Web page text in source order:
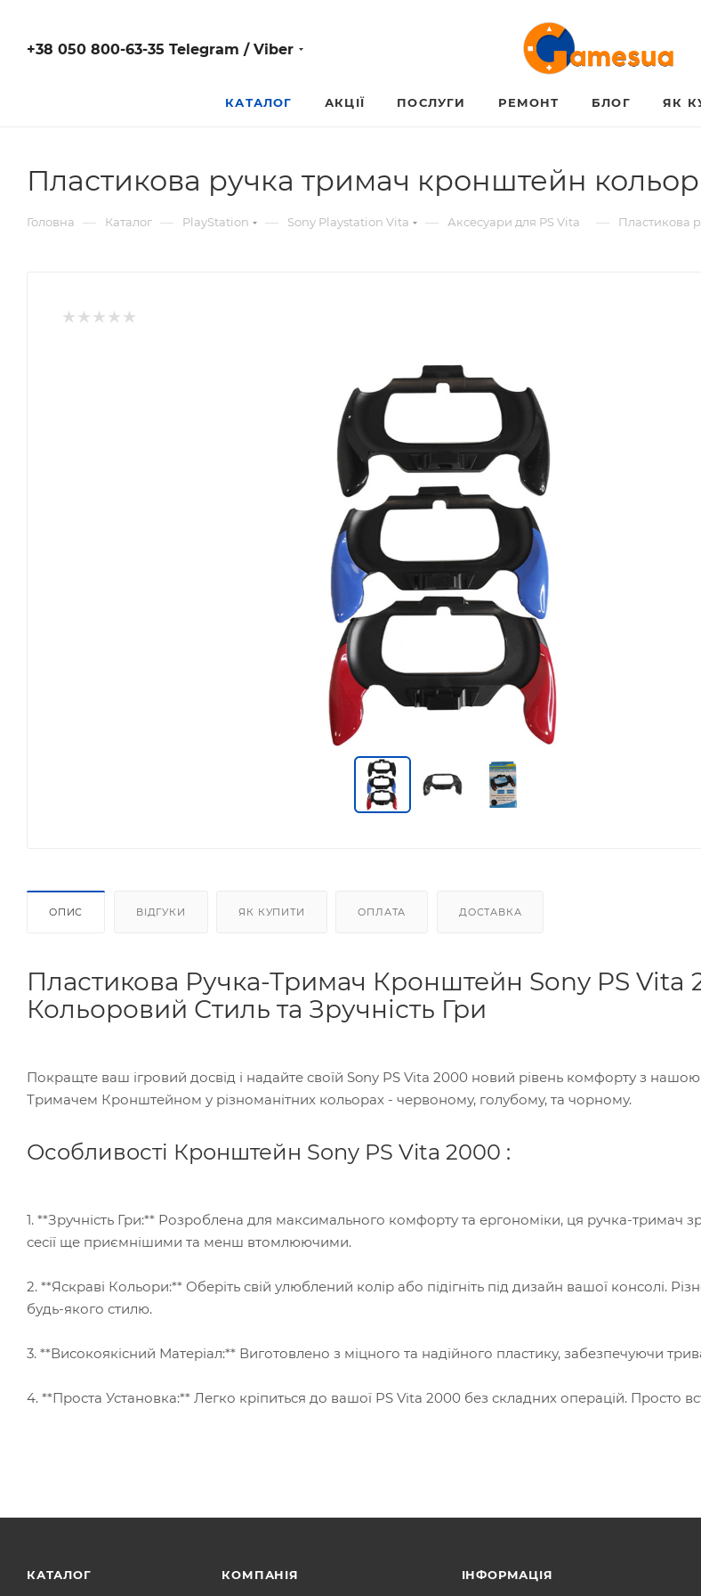
+38 050 800-63-35 Telegram / Viber
КАТАЛОГ АКЦІЇ ПОСЛУГИ РЕМОНТ БЛОГ ЯК
Пластикова ручка тримач кронштейн
Головна — Каталог — PlayStation — Sony Playstation Vita — Аксесуари для PS Vita — Пластикова
ОПИС ВІДГУКИ ЯК КУПИТИ ОПЛАТА ДОСТАВКА
Пластикова Ручка-Тримач Кронштейн Sony PS Vita
Кольоровий Стиль та Зручність Гри
Покращте ваш ігровий досвід і надайте своїй Sony PS Vita 2000 новий рівень комфорту з
Тримачем Кронштейном у різноманітних кольорах - червоному, голубому, та чорному.
Особливості Кронштейн Sony PS Vita 2000 :
1. **Зручність Гри:** Розроблена для максимального комфорту та ергономіки, ця ручка-тримач
сесії ще приємнішими та менш втомлюючими.
2. **Яскраві Кольори:** Оберіть свій улюблений колір або підігніть під дизайн вашої консолі.
будь-якого стилю.
3. **Високоякісний Матеріал:** Виготовлено з міцного та надійного пластику, забезпечуючи
4. **Проста Установка:** Легко кріпиться до вашої PS Vita 2000 без складних операцій. Просто
КАТАЛОГ КОМПАНІЯ ІНФОРМАЦІЯ